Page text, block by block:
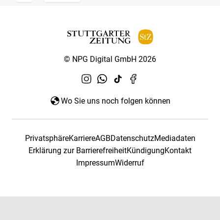
© NPG Digital GmbH 2026
Wo Sie uns noch folgen können
PrivatsphäreKarriereAGBDatenschutzMediadaten
Erklärung zur BarrierefreiheitKündigungKontakt
ImpressumWiderruf